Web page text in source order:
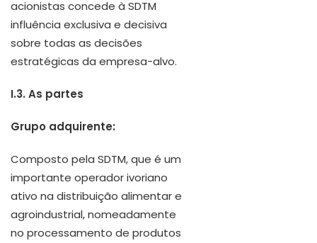
acionistas concede à SDTM
influência exclusiva e decisiva
sobre todas as decisões
estratégicas da empresa-alvo.
I.3. As partes
Grupo adquirente:
Composto pela SDTM, que é um
importante operador ivoriano
ativo na distribuição alimentar e
agroindustrial, nomeadamente
no processamento de produtos